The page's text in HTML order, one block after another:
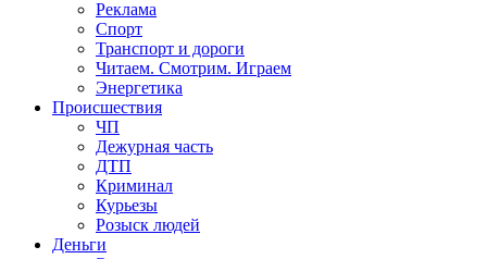
Реклама
Спорт
Транспорт и дороги
Читаем. Смотрим. Играем
Энергетика
Происшествия
ЧП
Дежурная часть
ДТП
Криминал
Курьезы
Розыск людей
Деньги